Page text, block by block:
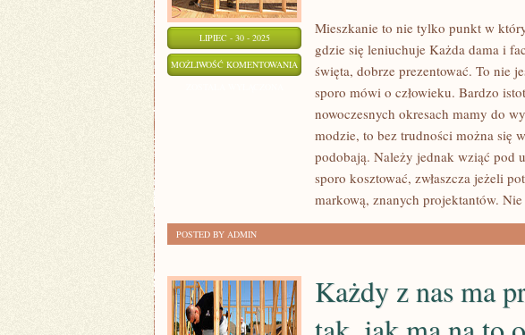
LIPIEC - 30 - 2025
MOŻLIWOŚĆ KOMENTOWANIA
MĘŻCZYZNA,
POTRZEBUJĄ
DZIEŃ
ODPOWIEDNIO
Mieszkanie to nie tylko punkt w
gdzie się leniuchuje Każda dama i
święta, dobrze prezentować. To nie
sporo mówi o człowieku. Bardzo
nowoczesnych okresach mamy do
modzie, to bez trudności można się
podobają. Należy jednak wziąć pod
sporo kosztować, zwłaszcza jeżeli
markową, znanych projektantów.
POSTED BY ADMIN
Każdy z nas ma